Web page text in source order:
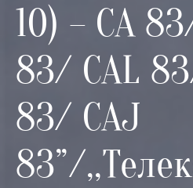
10) – CA
83/ CAL
83/ CAJ
83”/